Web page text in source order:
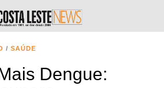
/ SAÚDE
Dengue: